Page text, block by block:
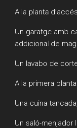
A la planta
Un garatge amb
addicional de
Un lavabo de
A la primera planta:
Una cuina
Un saló-